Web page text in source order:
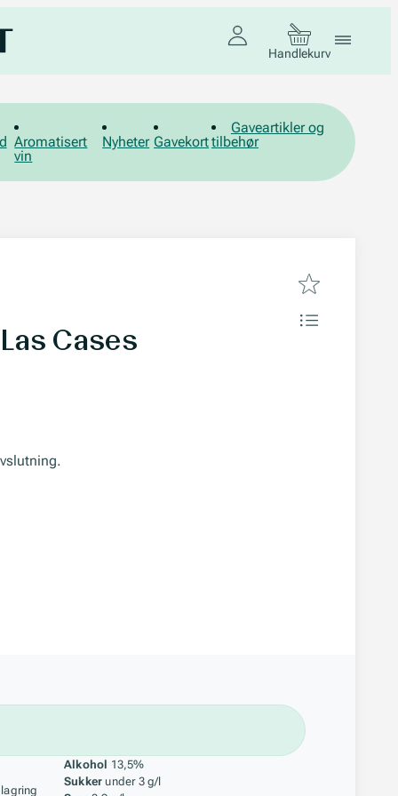
Handlekurv
Aromatisert
vin
Nyheter Gavekort
Gaveartikler og
tilbehør
Cases
Alkohol 13,5%
Sukker under 3 g/l